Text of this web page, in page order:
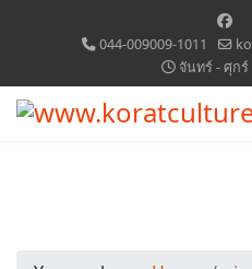
044-009009-1011
จันทร์ - ศุกร์